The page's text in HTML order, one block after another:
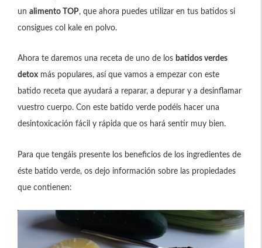
un alimento TOP, que ahora puedes utilizar en tus batidos si
consigues col kale en polvo.
Ahora te daremos una receta de uno de los batidos verdes
detox más populares, así que vamos a empezar con este
batido receta que ayudará a reparar, a depurar y a desinflamar
vuestro cuerpo. Con este batido verde podéis hacer una
desintoxicación fácil y rápida que os hará sentir muy bien.
Para que tengáis presente los beneficios de los ingredientes de
éste batido verde, os dejo información sobre las propiedades
que contienen: